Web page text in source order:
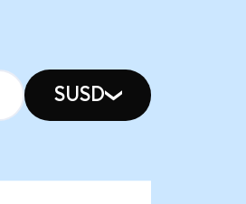
SUSD